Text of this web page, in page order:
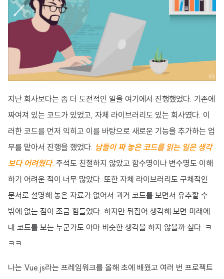
지난 회사보다는 좀 더 도전적인 일을 여기에서 진행했었다. 기존에
짜여져 있는 코드가 있었고, 자체 라이브러리도 있는 회사였다. 이
러한 코드를 먼저 익히고 이를 바탕으로 새로운 기능을 추가하는 업
무를 맡아서 진행을 했었다. 남들이 짜 놓은 코드를 읽는 일은 생각
보다 어려웠다. 주석도 친절하지 않았고 함수명이나 변수명도 이해
하기 어려운 적이 너무 많았다. 또한 자체 라이브러리도 구체적인
문서로 설명해 놓은 자료가 없어서 과거 코드를 보면서 유추할 수
밖에 없는 점이 조금 힘들었다. 하지만 뒤집어 생각해 보면 미래에
내 코드를 보는 누군가도 아마 비슷한 생각을 하지 않을까 싶다. ㅋ
ㅋㅋ
나는 Vue.js라는 프레임워크를 올해 초에 배웠고 여러 번 프로젝트